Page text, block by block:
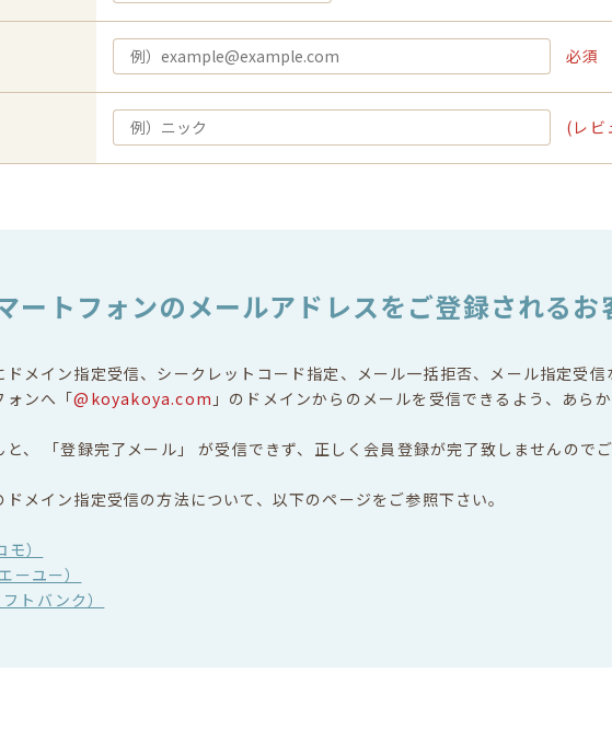
必須
(レビ
ートフォンのメールアドレスをご登録されるお
ドメイン指定受信、シークレットコード指定、メール一括拒否、メール指定受
ォンへ「@koyakoya.com 」のドメインからのメールを受信できるよう、あら
、 「登録完了メール」 が受信できず、正しく会員登録が完了致しませんのでご
メイン指定受信の方法について、以下のページをご参照下さい。
）
ーユー）
トバンク）